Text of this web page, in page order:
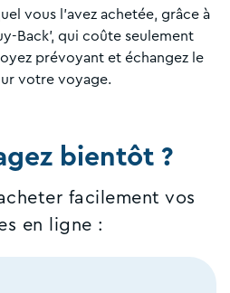
vous l'avez achetée, grâce à
Back', qui coûte seulement
prévoyant et échangez le
votre voyage.
bientôt ?
facilement vos
en ligne :